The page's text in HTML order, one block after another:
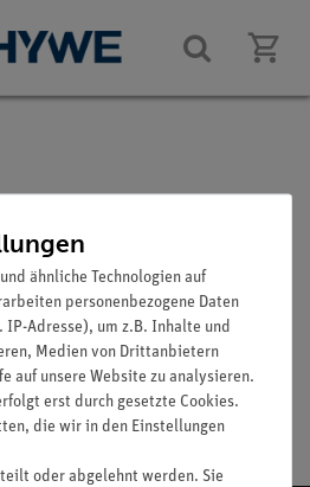
ähnliche Technologien auf
personenbezogene Daten
IP-Adresse), um z.B. Inhalte und
Medien von Drittanbietern
auf unsere Website zu analysieren.
erst durch gesetzte Cookies.
die wir in den Einstellungen
oder abgelehnt werden. Sie